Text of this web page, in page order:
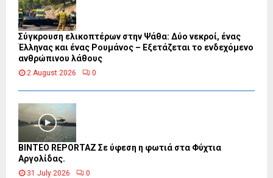
Σύγκρουση ελικοπτέρων στην Ψάθα: Δύο νεκροί, ένας
Έλληνας και ένας Ρουμάνος – Εξετάζεται το ενδεχόμενο
ανθρώπινου λάθους
2 August 2026 0
BINTEO REPORTAZ Σε ύφεση η φωτιά στα Φύχτια
Αργολίδας.
31 July 2026 0